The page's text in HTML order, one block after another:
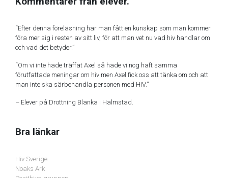
“Efter denna föreläsning har man fått en kunskap som man kommer
föra mer sig i resten av sitt liv, för att man vet nu vad hiv handlar om
och vad det betyder.”
“Om vi inte hade träffat Axel så hade vi nog haft samma
förutfattade meningar om hiv men Axel fick oss att tänka om och att
man inte ska särbehandla personen med HIV.”
– Elever på Drottning Blanka i Halmstad.
Bra länkar
Hiv Sverige
Noaks Ark